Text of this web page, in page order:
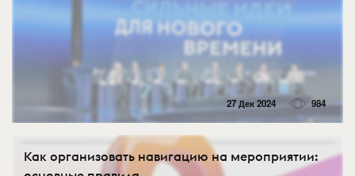
27 Дек 2024 984
Как организовать навигацию на мероприятии: